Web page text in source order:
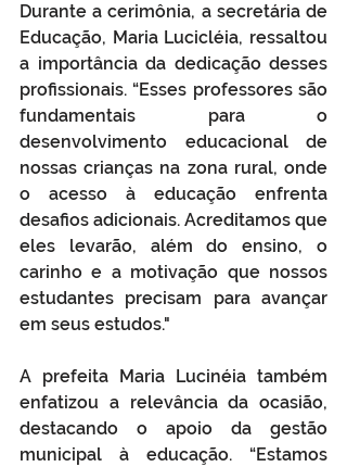
Durante a cerimônia, a secretária de
Educação, Maria Lucicléia, ressaltou
a importância da dedicação desses
profissionais. “Esses professores são
fundamentais para o
desenvolvimento educacional de
nossas crianças na zona rural, onde
o acesso à educação enfrenta
desafios adicionais. Acreditamos que
eles levarão, além do ensino, o
carinho e a motivação que nossos
estudantes precisam para avançar
em seus estudos."
A prefeita Maria Lucinéia também
enfatizou a relevância da ocasião,
destacando o apoio da gestão
municipal à educação. “Estamos